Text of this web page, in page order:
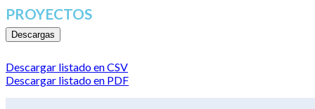
PROYECTOS
Descargas
Descargar listado en CSV
Descargar listado en PDF